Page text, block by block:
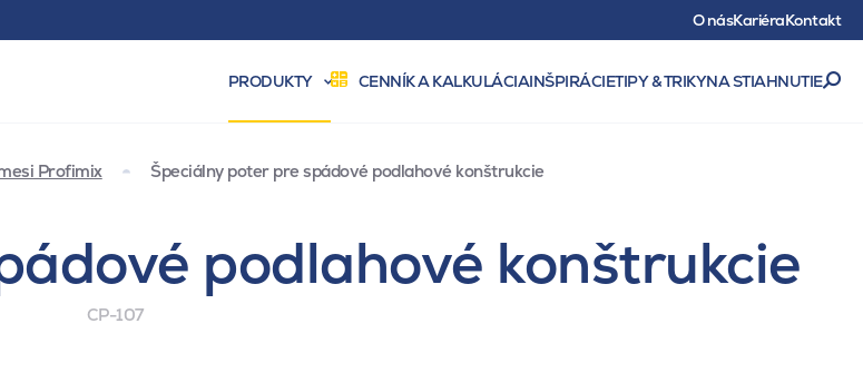
O násKariéraKontakt
PRODUKTY CENNÍK A KALKULÁCIAINŠPIRÁCIETIPY & TRIKYNA STIAHNUTIE
Profimix Špeciálny poter pre spádové podlahové konštrukcie
podlahové konštrukcie
CP-107